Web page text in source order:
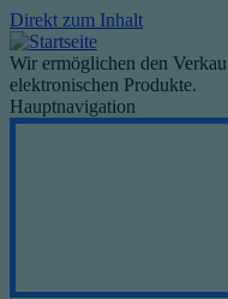
Direkt zum Inhalt
Wir ermöglichen den
elektronischen Produkte.
Hauptnavigation